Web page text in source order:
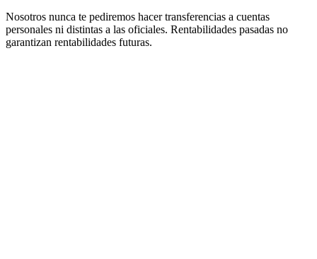
Nosotros nunca te pediremos hacer transferencias a cuentas
personales ni distintas a las oficiales. Rentabilidades pasadas no
garantizan rentabilidades futuras.